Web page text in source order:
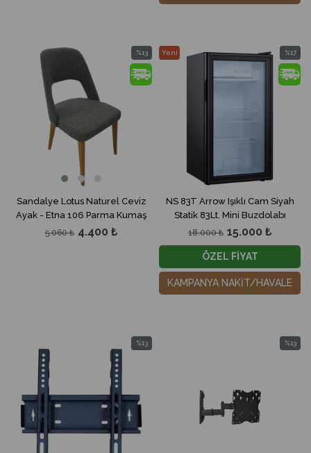
Sandalye Lotus Naturel Ceviz
Ayak - Etna 106 Parma Kumaş
4.400 ₺
5.060 ₺
%13
İndirim
%13İndirim
NS 83T Arrow Işıklı Cam Siyah
Statik 83Lt. Mini Buzdolabı
15.000 ₺
18.000 ₺
%17
İndirim
Yeni
ÖZEL FİYAT
KAMPANYA NAKİT/HAVALE
%13
%13